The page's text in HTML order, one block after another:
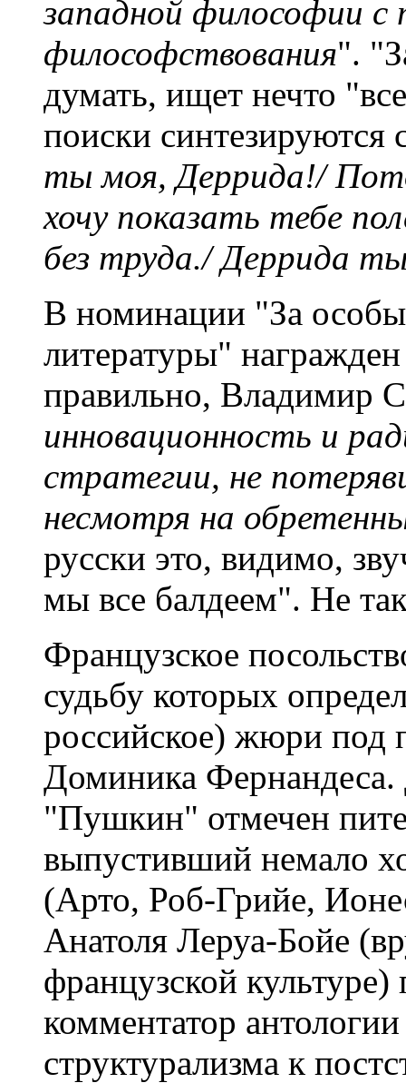
западной философии с
философствования".
думать, ищет нечто
поиски
ты моя, Деррида!/
хочу показать тебе
без труда./ Деррида
В номинации "За
литературы"
правильно, Владимир
инновационность и
стратегии, не
несмотря на
русски это, видимо,
мы все балдеем". Не
Французское
судьбу которых
российское) жюри под
Доминика
"Пушкин" отмечен
выпустивший немало
(Арто, Роб-Грийе,
Анатоля Леруа-Бойе
французской культуре)
комментатор
структурализма к